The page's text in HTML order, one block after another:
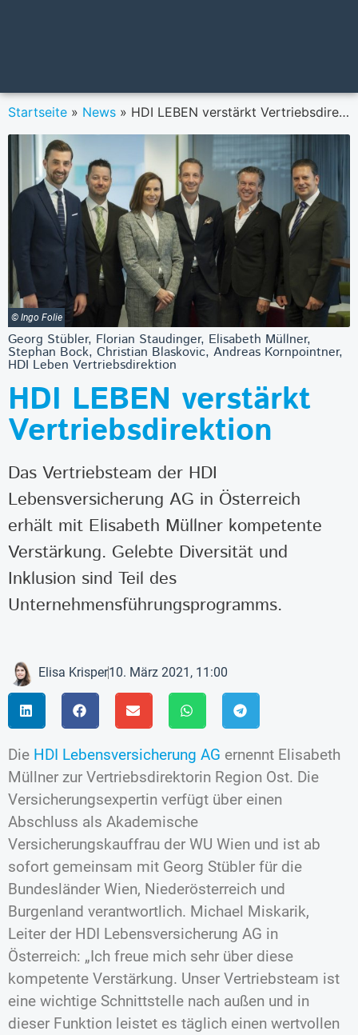
Startseite » News » HDI LEBEN verstärkt Vertriebsdirektion
© Ingo Folie
Georg Stübler, Florian Staudinger, Elisabeth Müllner,
Stephan Bock, Christian Blaskovic, Andreas Kornpointner,
HDI Leben Vertriebsdirektion
HDI LEBEN verstärkt
Vertriebsdirektion
Das Vertriebsteam der HDI
Lebensversicherung AG in Österreich
erhält mit Elisabeth Müllner kompetente
Verstärkung. Gelebte Diversität und
Inklusion sind Teil des
Unternehmensführungs­programms.
Elisa Krisper10. März 2021, 11:00
Die HDI Lebensversicherung AG ernennt Elisabeth
Müllner zur Vertriebsdirektorin Region Ost. Die
Versicherungsexpertin verfügt über einen
Abschluss als Akademische
Versicherungskauffrau der WU Wien und ist ab
sofort gemeinsam mit Georg Stübler für die
Bundesländer Wien, Niederösterreich und
Burgenland verantwortlich. Michael Miskarik,
Leiter der HDI Lebensversicherung AG in
Österreich: „Ich freue mich sehr über diese
kompetente Verstärkung. Unser Vertriebsteam ist
eine wichtige Schnittstelle nach außen und in
dieser Funktion leistet es täglich einen wertvollen